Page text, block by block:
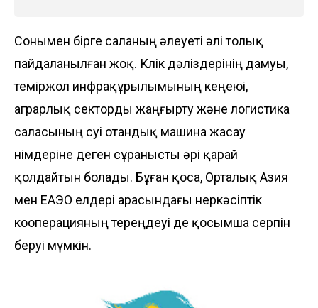
Сонымен бірге саланың әлеуеті әлі толық
пайдаланылған жоқ. Көлік дәліздерінің дамуы,
теміржол инфрақұрылымының кеңеюі,
аграрлық секторды жаңғырту және логистика
саласының өсуі отандық машина жасау
өнімдеріне деген сұранысты әрі қарай
қолдайтын болады. Бұған қоса, Орталық Азия
мен ЕАЭО елдері арасындағы өнеркәсіптік
кооперацияның тереңдеуі де қосымша серпін
беруі мүмкін.